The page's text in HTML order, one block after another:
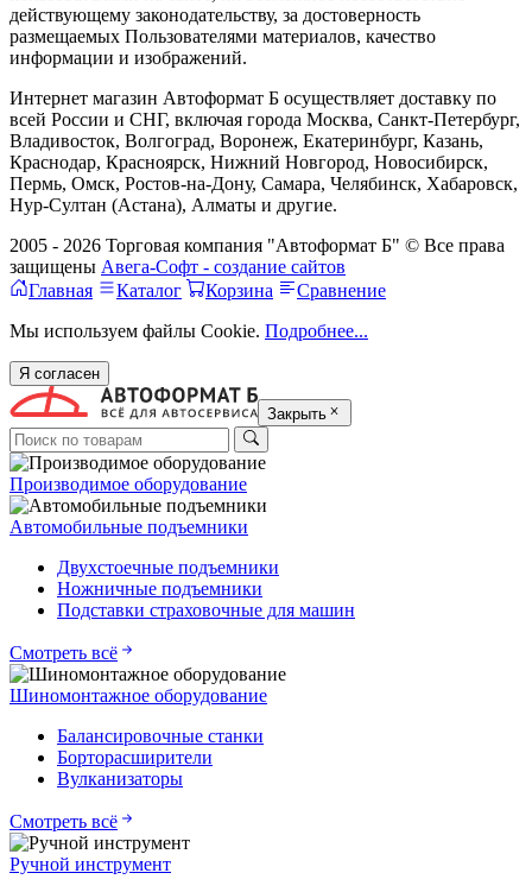
действующему законодательству, за достоверность
размещаемых Пользователями материалов, качество
информации и изображений.
Интернет магазин Автоформат Б осуществляет доставку по
всей России и СНГ, включая города Москва, Санкт-Петербург,
Владивосток, Волгоград, Воронеж, Екатеринбург, Казань,
Краснодар, Красноярск, Нижний Новгород, Новосибирск,
Пермь, Омск, Ростов-на-Дону, Самара, Челябинск, Хабаровск,
Нур-Султан (Астана), Алматы и другие.
2005 - 2026 Торговая компания "Автоформат Б" © Все права
защищены Авега-Софт - создание сайтов
Главная
Каталог Корзина
Сравнение
Мы используем файлы Cookie. Подробнее...
Я согласен
Закрыть
Производимое оборудование
Автомобильные подъемники
Двухстоечные подъемники
Ножничные подъемники
Подставки страховочные для машин
Смотреть всё
Шиномонтажное оборудование
Балансировочные станки
Борторасширители
Вулканизаторы
Смотреть всё
Ручной инструмент